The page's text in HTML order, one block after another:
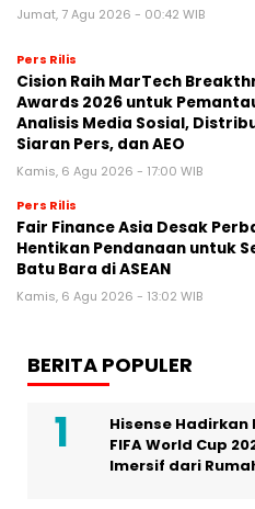
Jumat, 7 Agu 2026 - 00:42 WIB
Pers Rilis
Cision Raih MarTech
Awards 2026 untuk
Analisis Media Sosial,
Siaran Pers, dan AEO
Kamis, 6 Agu 2026 - 17:00 WIB
Pers Rilis
Fair Finance Asia Desak
Hentikan Pendanaan untuk
Batu Bara di ASEAN
Kamis, 6 Agu 2026 - 13:02 WIB
BERITA POPULER
Hisense
FIFA World Cup
Imersif dari